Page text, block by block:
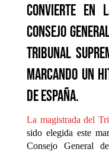
convierte en
Consejo
Tribunal
marcando un
de España.
La magistrada del
sido elegida este
Consejo General